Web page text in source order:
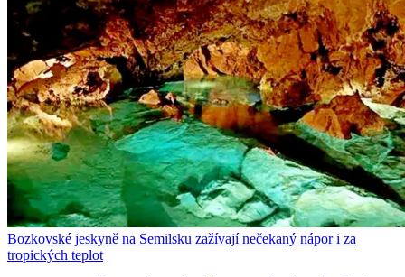
Bozkovské jeskyně na Semilsku zažívají nečekaný nápor i za
tropických teplot